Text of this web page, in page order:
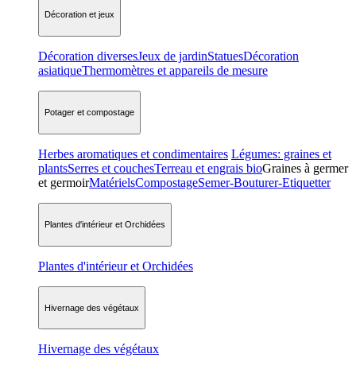
Décoration et jeux
Décoration diversesJeux de jardinStatuesDécoration
asiatiqueThermomètres et appareils de mesure
Potager et compostage
Herbes aromatiques et condimentaires Légumes: graines et
plantsSerres et couchesTerreau et engrais bioGraines à germer
et germoirMatérielsCompostageSemer-Bouturer-Etiquetter
Plantes d'intérieur et Orchidées
Plantes d'intérieur et Orchidées
Hivernage des végétaux
Hivernage des végétaux